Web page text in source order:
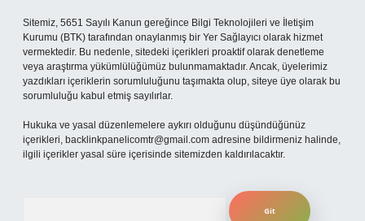
Sitemiz, 5651 Sayılı Kanun gereğince Bilgi Teknolojileri ve İletişim
Kurumu (BTK) tarafından onaylanmış bir Yer Sağlayıcı olarak hizmet
vermektedir. Bu nedenle, sitedeki içerikleri proaktif olarak denetleme
veya araştırma yükümlülüğümüz bulunmamaktadır. Ancak, üyelerimiz
yazdıkları içeriklerin sorumluluğunu taşımakta olup, siteye üye olarak bu
sorumluluğu kabul etmiş sayılırlar.
Hukuka ve yasal düzenlemelere aykırı olduğunu düşündüğünüz
içerikleri, backlinkpanelicomtr@gmail.com adresine bildirmeniz halinde,
ilgili içerikler yasal süre içerisinde sitemizden kaldırılacaktır.